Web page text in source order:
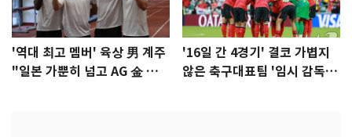
'역대 최고 멤버' 육상 男 계주
"일본 가뿐히 넘고 AG 金 따겠
'16일 간 4경기' 결코 가볍지
않은 축구대표팀 '임시 감독'